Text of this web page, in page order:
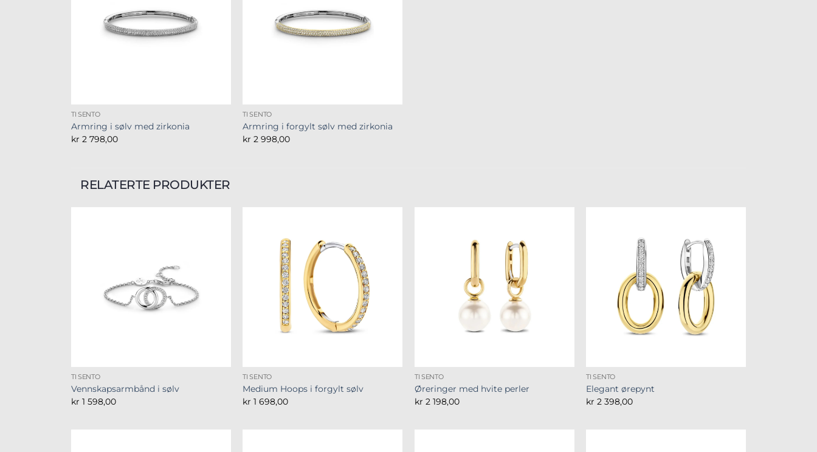
TI SENTO
Armring i sølv med zirkonia
kr 2 798,00
TI SENTO
Armring i forgylt sølv med zirkonia
kr 2 998,00
RELATERTE PRODUKTER
TI SENTO
Vennskapsarmbånd i sølv
kr 1 598,00
TI SENTO
Medium Hoops i forgylt sølv
kr 1 698,00
TI SENTO
Øreringer med hvite perler
kr 2 198,00
TI SENTO
Elegant ørepynt
kr 2 398,00